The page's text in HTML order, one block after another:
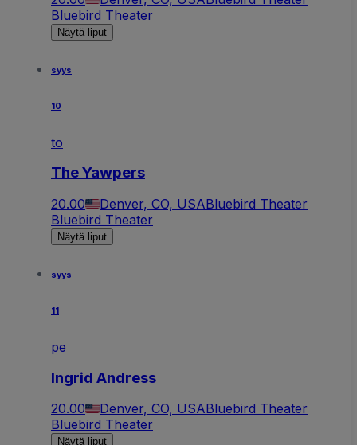
Bluebird Theater
Näytä liput
syys
10
to
The Yawpers
20.00 Denver, CO, USABluebird Theater
Bluebird Theater
Näytä liput
syys
11
pe
Ingrid Andress
20.00 Denver, CO, USABluebird Theater
Bluebird Theater
Näytä liput